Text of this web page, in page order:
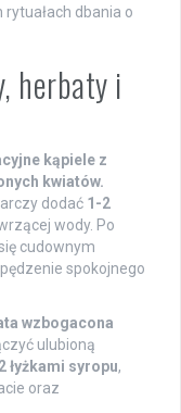
dbania o
herbaty i
kąpiele z
kwiatów.
dodać 1-2
wody. Po
cudownym
spokojnego
wzbogacona
ulubioną
łyżkami syropu,
oraz